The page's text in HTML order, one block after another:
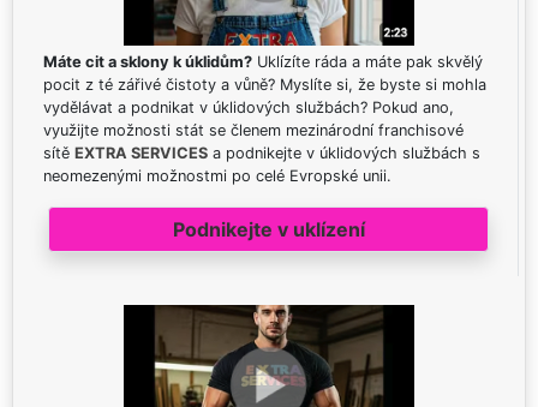
Máte cit a sklony k úklidům? Uklízíte ráda a máte pak skvělý
pocit z té zářivé čistoty a vůně? Myslíte si, že byste si mohla
vydělávat a podnikat v úklidových službách? Pokud ano,
využijte možnosti stát se členem mezinárodní franchisové
sítě EXTRA SERVICES a podnikejte v úklidových službách s
neomezenými možnostmi po celé Evropské unii.
Podnikejte v uklízení